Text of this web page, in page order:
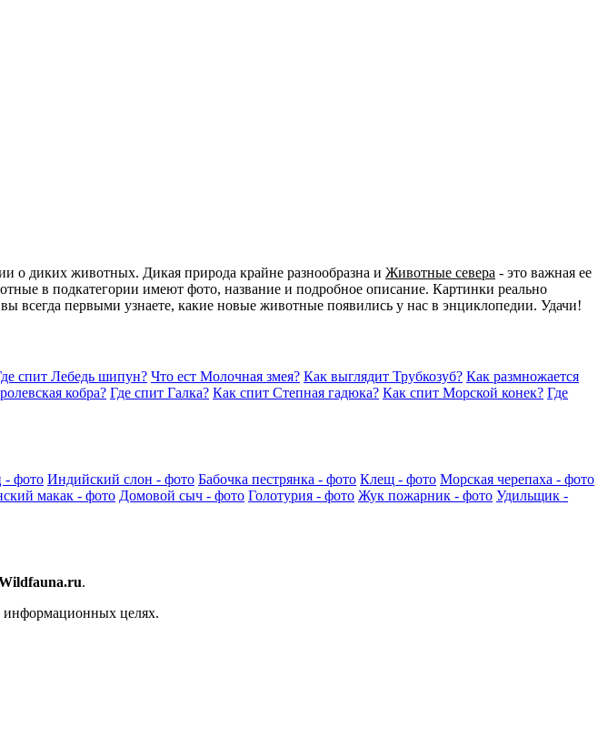
о диких животных. Дикая природа крайне разнообразна и Животные севера - это важная ее
в подкатегории имеют фото, название и подробное описание. Картинки реально
всегда первыми узнаете, какие новые животные появились у нас в энциклопедии. Удачи!
спит Лебедь шипун? Что ест Молочная змея? Как выглядит Трубкозуб? Как размножается
кобра? Где спит Галка? Как спит Степная гадюка? Как спит Морской конек? Где
- фото Индийский слон - фото Бабочка пестрянка - фото Клещ - фото Морская черепаха - фото
макак - фото Домовой сыч - фото Голотурия - фото Жук пожарник - фото Удильщик -
.
информационных целях.